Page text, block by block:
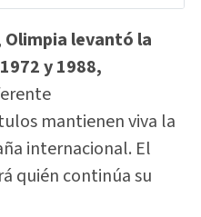
Olimpia levantó la
y 1988,
mantienen viva la
internacional. El
quién continúa su